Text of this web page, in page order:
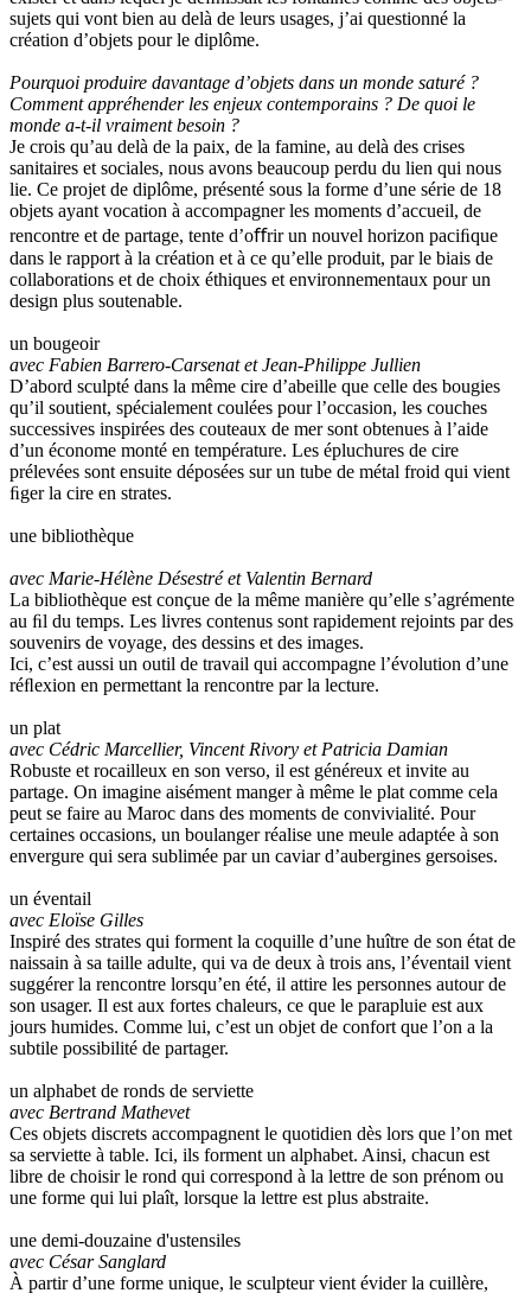
sujets qui vont bien au delà de leurs usages, j’ai questionné la
création d’objets pour le diplôme.
Pourquoi produire davantage d’objets dans un monde saturé ?
Comment appréhender les enjeux contemporains ? De quoi le
monde a-t-il vraiment besoin ?
Je crois qu’au delà de la paix, de la famine, au delà des crises
sanitaires et sociales, nous avons beaucoup perdu du lien qui nous
lie. Ce projet de diplôme, présenté sous la forme d’une série de 18
objets ayant vocation à accompagner les moments d’accueil, de
rencontre et de partage, tente d’oﬀrir un nouvel horizon paciﬁque
dans le rapport à la création et à ce qu’elle produit, par le biais de
collaborations et de choix éthiques et environnementaux pour un
design plus soutenable.
un bougeoir
avec Fabien Barrero-Carsenat et Jean-Philippe Jullien
D’abord sculpté dans la même cire d’abeille que celle des bougies
qu’il soutient, spécialement coulées pour l’occasion, les couches
successives inspirées des couteaux de mer sont obtenues à l’aide
d’un économe monté en température. Les épluchures de cire
prélevées sont ensuite déposées sur un tube de métal froid qui vient
ﬁger la cire en strates.
une bibliothèque
avec Marie-Hélène Désestré et Valentin Bernard
La bibliothèque est conçue de la même manière qu’elle s’agrémente
au ﬁl du temps. Les livres contenus sont rapidement rejoints par des
souvenirs de voyage, des dessins et des images.
Ici, c’est aussi un outil de travail qui accompagne l’évolution d’une
réﬂexion en permettant la rencontre par la lecture.
un plat
avec Cédric Marcellier, Vincent Rivory et Patricia Damian
Robuste et rocailleux en son verso, il est généreux et invite au
partage. On imagine aisément manger à même le plat comme cela
peut se faire au Maroc dans des moments de convivialité. Pour
certaines occasions, un boulanger réalise une meule adaptée à son
envergure qui sera sublimée par un caviar d’aubergines gersoises.
un éventail
avec Eloïse Gilles
Inspiré des strates qui forment la coquille d’une huître de son état de
naissain à sa taille adulte, qui va de deux à trois ans, l’éventail vient
suggérer la rencontre lorsqu’en été, il attire les personnes autour de
son usager. Il est aux fortes chaleurs, ce que le parapluie est aux
jours humides. Comme lui, c’est un objet de confort que l’on a la
subtile possibilité de partager.
un alphabet de ronds de serviette
avec Bertrand Mathevet
Ces objets discrets accompagnent le quotidien dès lors que l’on met
sa serviette à table. Ici, ils forment un alphabet. Ainsi, chacun est
libre de choisir le rond qui correspond à la lettre de son prénom ou
une forme qui lui plaît, lorsque la lettre est plus abstraite.
une demi-douzaine d'ustensiles
avec César Sanglard
À partir d’une forme unique, le sculpteur vient évider la cuillère,